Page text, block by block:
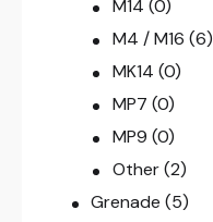
M14 (0)
M4 / M16 (6)
MK14 (0)
MP7 (0)
MP9 (0)
Other (2)
Grenade (5)